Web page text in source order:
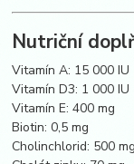
Nutriční
Vitamín A: 15 000 IU
Vitamín D3: 1 000 IU
Vitamín E: 400 mg
Biotin: 0,5 mg
Cholinchlorid: 500 mg